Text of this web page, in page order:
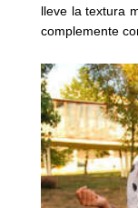
lleve la textura
complemente